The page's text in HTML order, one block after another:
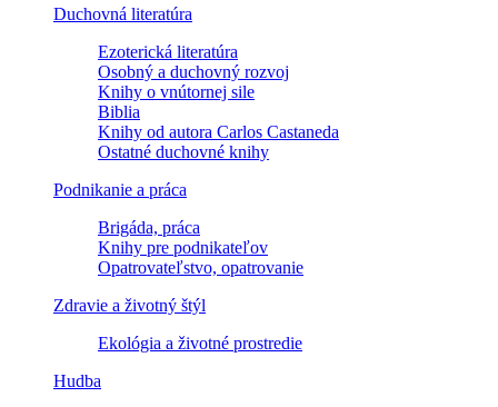
Duchovná literatúra
Ezoterická literatúra
Osobný a duchovný rozvoj
Knihy o vnútornej sile
Biblia
Knihy od autora Carlos Castaneda
Ostatné duchovné knihy
Podnikanie a práca
Brigáda, práca
Knihy pre podnikateľov
Opatrovateľstvo, opatrovanie
Zdravie a životný štýl
Ekológia a životné prostredie
Hudba